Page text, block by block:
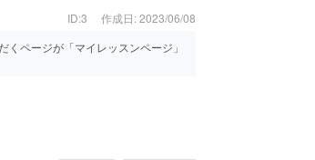
ID:3
作成日: 2023/06/08
ページが「マイレッスンページ」